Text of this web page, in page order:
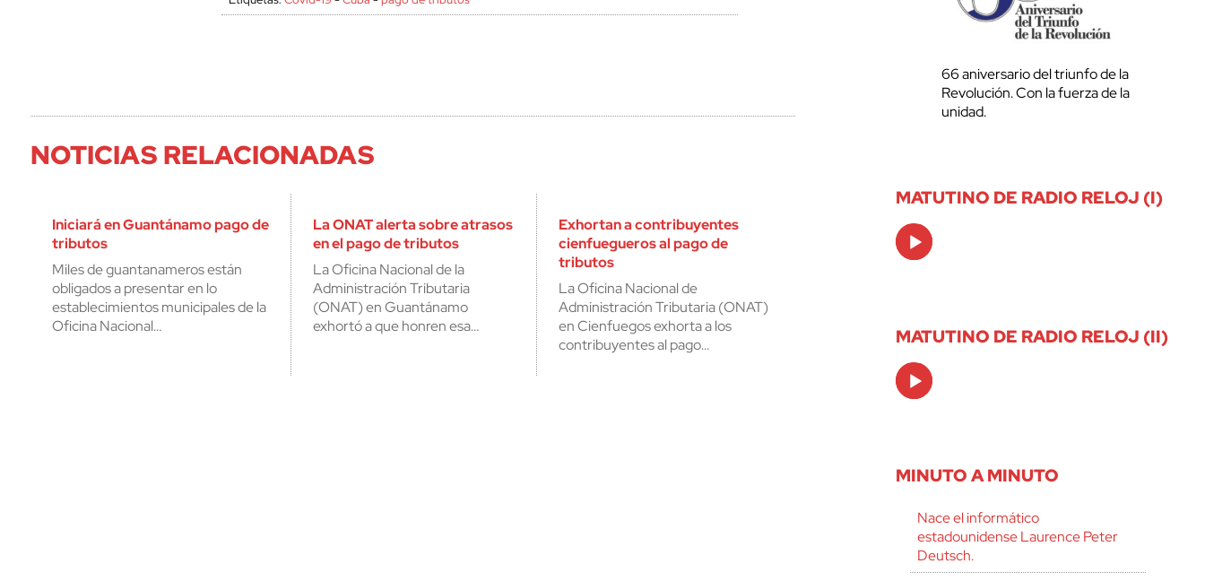
NOTICIAS RELACIONADAS
Iniciará en Guantánamo pago de
tributos
Miles de guantanameros están
obligados a presentar en lo
establecimientos municipales de la
Oficina Nacional…
La ONAT alerta sobre atrasos
en el pago de tributos
La Oficina Nacional de la
Administración Tributaria
(ONAT) en Guantánamo
exhortó a que honren esa…
Exhortan a contribuyentes
cienfuegueros al pago de
tributos
La Oficina Nacional de
Administración Tributaria (ONAT)
en Cienfuegos exhorta a los
contribuyentes al pago…
66 aniversario del triunfo de la
Revolución. Con la fuerza de la
unidad.
MATUTINO DE RADIO RELOJ (I)
Audio
Player
MATUTINO DE RADIO RELOJ (II)
Audio
Player
MINUTO A MINUTO
Nace el informático
estadounidense Laurence Peter
Deutsch.